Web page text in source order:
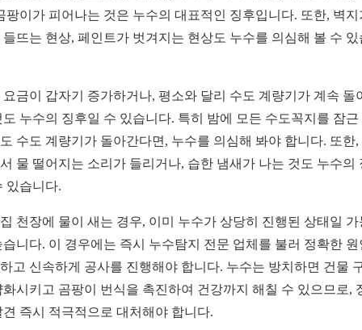
팡이가 피어나는 것은 누수의 대표적인 징후입니다. 또한, 벽지
들뜨는 현상, 페인트가 벗겨지는 현상도 누수를 의심해 볼 수 있
요금이 갑자기 증가하거나, 평소와 달리 수도 계량기가 계속 돌
도 누수의 징후일 수 있습니다. 특히 밤에 모든 수도꼭지를 잠근
수도 계량기가 돌아간다면, 누수를 의심해 봐야 합니다. 또한,
물 떨어지는 소리가 들리거나, 습한 냄새가 나는 것도 누수의
있습니다.
천장에 물이 새는 경우, 이미 누수가 상당히 진행된 상태일 가
습니다. 이 경우에는 즉시 누수탐지 전문 업체를 불러 정확한 원
고 신속하게 공사를 진행해야 합니다. 누수는 방치하면 건물
화시키고 곰팡이 번식을 촉진하여 건강까지 해칠 수 있으므로,
견 즉시 적극적으로 대처해야 합니다.